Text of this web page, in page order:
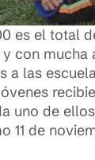
es el total
con mucha
a las
uno de
11 de